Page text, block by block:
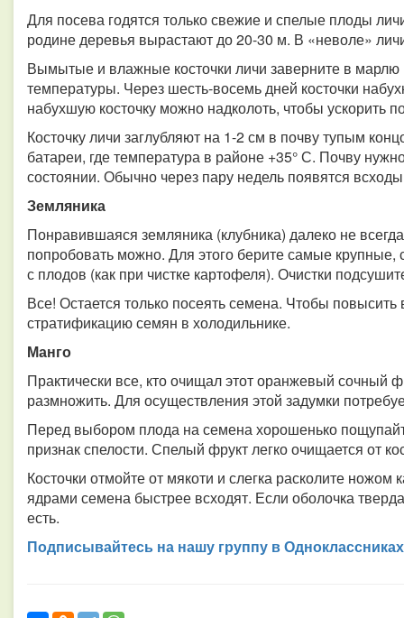
Для посева годятся только свежие и спелые плоды
родине деревья вырастают до 20-30 м. В «неволе»
Вымытые и влажные косточки личи заверните в марлю
температуры. Через шесть-восемь дней косточки
набухшую косточку можно надколоть, чтобы ускорить
Косточку личи заглубляют на 1-2 см в почву тупым
батареи, где температура в районе +35° С. Почву
состоянии. Обычно через пару недель появятся
Земляника
Понравившаяся земляника (клубника) далеко не
попробовать можно. Для этого берите самые
с плодов (как при чистке картофеля). Очистки
Все! Остается только посеять семена. Чтобы
стратификацию семян в холодильнике.
Манго
Практически все, кто очищал этот оранжевый сочный
размножить. Для осуществления этой задумки
Перед выбором плода на семена хорошенько
признак спелости. Спелый фрукт легко очищается от
Косточки отмойте от мякоти и слегка расколите
ядрами семена быстрее всходят. Если оболочка
есть.
Подписывайтесь на нашу группу в Одноклассниках